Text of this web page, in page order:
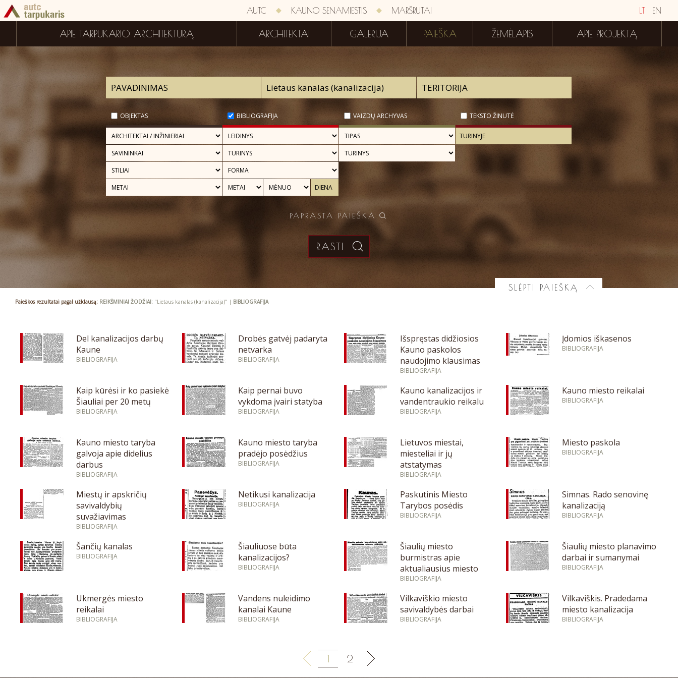
LT EN
AUTC KAUNO SENAMIESTIS MARŠRUTAI
APIE TARPUKARIO ARCHITEKTŪRĄ ARCHITEKTAI GALERIJA PAIEŠKA ŽEMĖLAPIS APIE PROJEKTĄ
OBJEKTAS BIBLIOGRAFIJA VAIZDŲ ARCHYVAS TEKSTO ŽINUTĖ
PAPRASTA PAIEŠKA
SLĖPTI PAIEŠKĄ
Paieškos rezultatai pagal užklausą: REIKŠMINIAI ŽODŽIAI: "Lietaus kanalas (kanalizacija)" | BIBLIOGRAFIJA
Del kanalizacijos darbų
Kaune
BIBLIOGRAFIJA
Drobės gatvėj padaryta
netvarka
BIBLIOGRAFIJA
Išspręstas didžiosios
Kauno paskolos
naudojimo klausimas
BIBLIOGRAFIJA
Įdomios iškasenos
BIBLIOGRAFIJA
Kaip kūrėsi ir ko pasiekė
Šiauliai per 20 metų
BIBLIOGRAFIJA
Kaip pernai buvo
vykdoma įvairi statyba
BIBLIOGRAFIJA
Kauno kanalizacijos ir
vandentraukio reikalu
BIBLIOGRAFIJA
Kauno miesto reikalai
BIBLIOGRAFIJA
Kauno miesto taryba
galvoja apie didelius
darbus
BIBLIOGRAFIJA
Kauno miesto taryba
pradėjo posėdžius
BIBLIOGRAFIJA
Lietuvos miestai,
miesteliai ir jų
atstatymas
BIBLIOGRAFIJA
Miesto paskola
BIBLIOGRAFIJA
Miestų ir apskričių
savivaldybių
suvažiavimas
BIBLIOGRAFIJA
Netikusi kanalizacija
BIBLIOGRAFIJA
Paskutinis Miesto
Tarybos posėdis
BIBLIOGRAFIJA
Simnas. Rado senovinę
kanalizaciją
BIBLIOGRAFIJA
Šančių kanalas
BIBLIOGRAFIJA
Šiauliuose būta
kanalizacijos?
BIBLIOGRAFIJA
Šiaulių miesto
burmistras apie
aktualiausius miesto
reikalus
BIBLIOGRAFIJA
Šiaulių miesto planavimo
darbai ir sumanymai
BIBLIOGRAFIJA
Ukmergės miesto
reikalai
BIBLIOGRAFIJA
Vandens nuleidimo
kanalai Kaune
BIBLIOGRAFIJA
Vilkaviškio miesto
savivaldybės darbai
BIBLIOGRAFIJA
Vilkaviškis. Pradedama
miesto kanalizacija
BIBLIOGRAFIJA
1 2